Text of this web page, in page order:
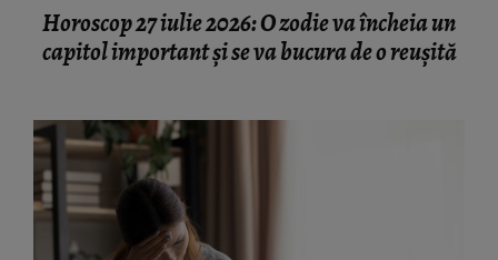
Horoscop 27 iulie 2026: O zodie va încheia un
capitol important și se va bucura de o reușită